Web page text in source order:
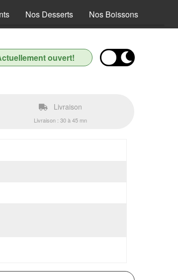
Nos Desserts Nos Boissons
ouvert!
Livraison
Livraison : 30 à 45 mn